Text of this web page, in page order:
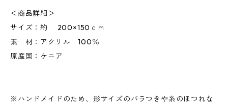
＜商品詳細＞
サイズ：約 200×150ｃｍ
素 材：アクリル 100％
原産国：ケニア
※ハンドメイドのため、形サイズのバラつきや糸のほつれな